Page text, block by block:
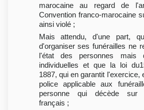
marocaine au regard de
Convention franco-marocaine
ainsi violé ;
Mais attendu, d'une part,
d'organiser ses funérailles ne
l'état des personnes mais
individuelles et que la loi
1887, qui en garantit l'exercice,
police applicable aux
personne qui décède sur
français ;